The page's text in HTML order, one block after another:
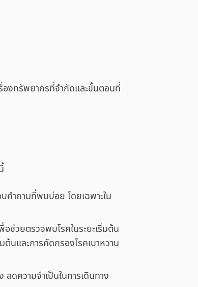
องทรัพยากรที่จำกัดและขั้นตอนที่
ำถามที่พบบ่อย โดยเฉพาะใน
ช่วยตรวจพบโรคในระยะเริ่มต้น
นและการคัดกรองโรคเบาหวาน
ดความจำเป็นในการเดินทาง